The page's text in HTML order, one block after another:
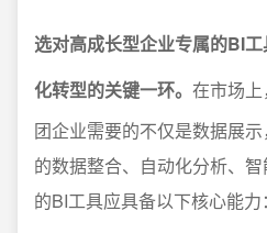
选对高成长型企业专属的BI
化转型的关键一环。 在市场
团企业需要的不仅是数据展
的数据整合、自动化分析、
的BI工具应具备以下核心能力：